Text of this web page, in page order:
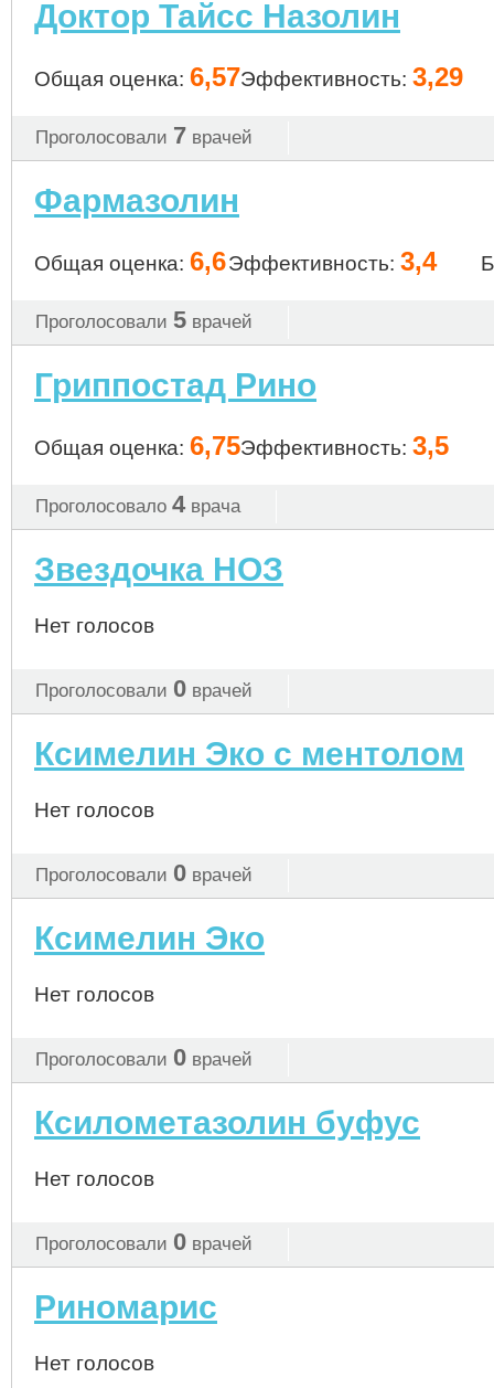
Доктор Тайсс Назолин
Общая оценка: 6,57Эффективность: 3,29
Проголосовали 7 врачей
Фармазолин
Общая оценка: 6,6Эффективность: 3,4
Проголосовали 5 врачей
Гриппостад Рино
Общая оценка: 6,75Эффективность: 3,5
Проголосовало 4 врача
Звездочка НОЗ
Нет голосов
Проголосовали 0 врачей
Ксимелин Эко с ментолом
Нет голосов
Проголосовали 0 врачей
Ксимелин Эко
Нет голосов
Проголосовали 0 врачей
Ксилометазолин буфус
Нет голосов
Проголосовали 0 врачей
Риномарис
Нет голосов